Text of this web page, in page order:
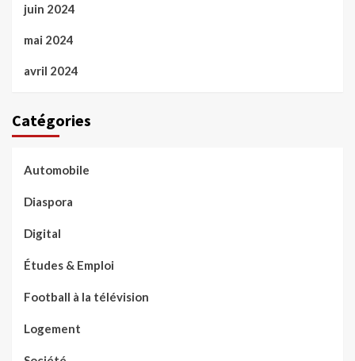
juin 2024
mai 2024
avril 2024
Catégories
Automobile
Diaspora
Digital
Études & Emploi
Football à la télévision
Logement